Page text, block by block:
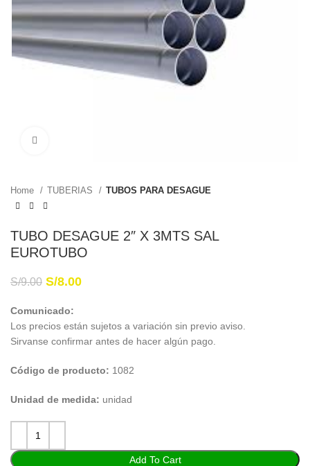
Home TUBERIAS TUBOS PARA DESAGUE
TUBO DESAGUE 2″ X 3MTS SAL
EUROTUBO
S/9.00 S/8.00
Comunicado:
Los precios están sujetos a variación sin previo aviso.
Sirvanse confirmar antes de hacer algún pago.
Código de producto: 1082
Unidad de medida: unidad
Add To Cart